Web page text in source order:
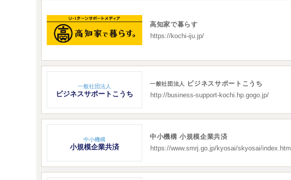
高知家で暮らす
https://kochi-iju.jp/
一般社団法人
ビジネスサポートこうち
一般社団法人
ビジネスサポートこうち
http://business-support-kochi.hp.gogo.jp/
中小機構
小規模企業共済
中小機構 小規模企業共済
https://www.smrj.go.jp/kyosai/skyosai/index.html